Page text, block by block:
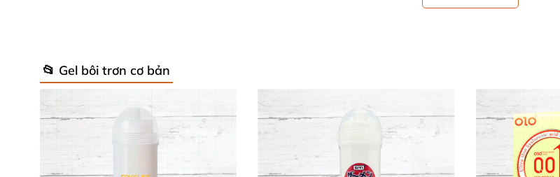
Hướng Dẫn Sử Dụng Siêu Dễ – An Toàn, Tiện Lợi Cho Mọi Người
Sử dụng lubricant nướcPjur Analyse Me đơn giản hết mức! Chỉ cần lấy lượng vừa đủ thoa
📂 Gel bôi trơn cơ bản